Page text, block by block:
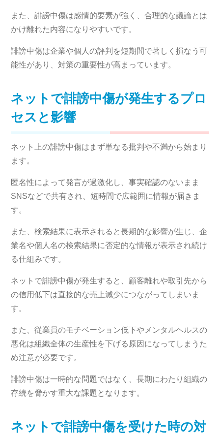
また、誹謗中傷は感情的要素が強く、合理的な議論とは
かけ離れた内容になりやすいです。
誹謗中傷は企業や個人の評判を短期間で著しく損なう可
能性があり、対策の重要性が高まっています。
ネットで誹謗中傷が発生するプロ
セスと影響
ネット上の誹謗中傷はまず単なる批判や不満から始まり
ます。
匿名性によって発言が過激化し、事実確認のないまま
SNSなどで共有され、短時間で広範囲に情報が届きま
す。
また、検索結果に表示されると長期的な影響が生じ、企
業名や個人名の検索結果に否定的な情報が表示され続け
る仕組みです。
ネットで誹謗中傷が発生すると、顧客離れや取引先から
の信用低下は直接的な売上減少につながってしまいま
す。
また、従業員のモチベーション低下やメンタルヘルスの
悪化は組織全体の生産性を下げる原因になってしまうた
め注意が必要です。
誹謗中傷は一時的な問題ではなく、長期にわたり組織の
存続を脅かす重大な課題となります。
ネットで誹謗中傷を受けた時の対